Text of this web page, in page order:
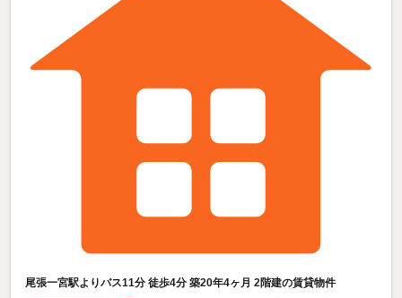
尾張一宮駅よりバス11分 徒歩4分 築20年4ヶ月 2階建の賃貸物件